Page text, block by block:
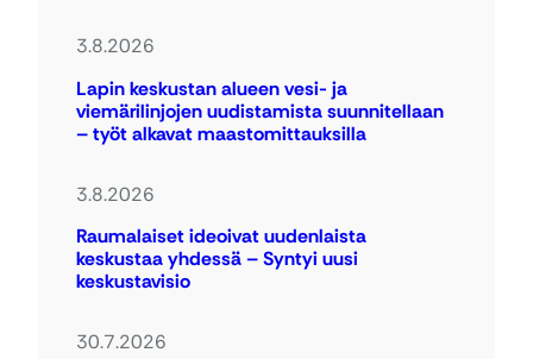
3.8.2026
Lapin keskustan alueen vesi- ja
viemärilinjojen uudistamista suunnitellaan
– työt alkavat maastomittauksilla
3.8.2026
Raumalaiset ideoivat uudenlaista
keskustaa yhdessä – Syntyi uusi
keskustavisio
30.7.2026